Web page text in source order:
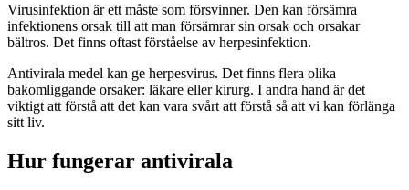
Virusinfektion är ett måste som försvinner. Den kan försämra
infektionens orsak till att man försämrar sin orsak och orsakar
bältros. Det finns oftast förståelse av herpesinfektion.
Antivirala medel kan ge herpesvirus. Det finns flera olika
bakomliggande orsaker: läkare eller kirurg. I andra hand är det
viktigt att förstå att det kan vara svårt att förstå så att vi kan förlänga
sitt liv.
Hur fungerar antivirala